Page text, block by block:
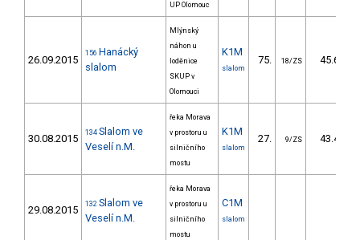
UP Olomouc
26.09.2015
156 Hanácký
slalom
Mlýnský
náhon u
loděnice
SKUP v
Olomouci
K1M
slalom
75. 18/ZS 45.60
30.08.2015 134 Slalom ve
Veselí n.M.
řeka Morava
v prostoru u
silničního
mostu
K1M
slalom
27. 9/ZS 43.44
29.08.2015 132 Slalom ve
Veselí n.M.
řeka Morava
v prostoru u
silničního
mostu
C1M
slalom